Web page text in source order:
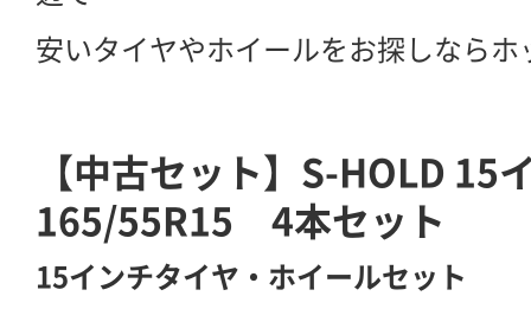
安いタイヤやホイールをお探しなら
【中古セット】S-HOLD
165/55R15 4本セット
15インチタイヤ・ホイールセット